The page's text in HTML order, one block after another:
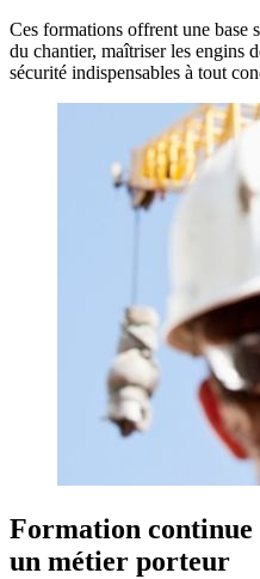
Ces formations offrent une base
du chantier, maîtriser les engins
sécurité indispensables à tout
Formation
un métier porteur